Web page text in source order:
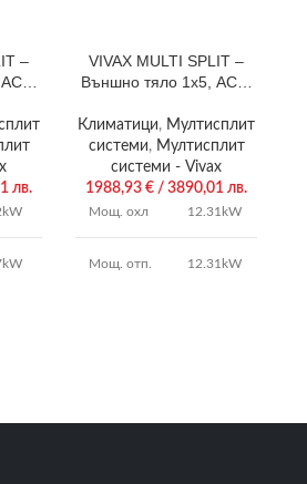
–
лв.
VIVAX MULTI SPLIT –
Външно тяло 1х5, ACP-
Климатици, Мултисплит
системи, Мултисплит
системи - Vivax
1988,93 € / 3890,01 лв.
Мощ. охл 12.31kW
Мощ. отп. 12.31kW